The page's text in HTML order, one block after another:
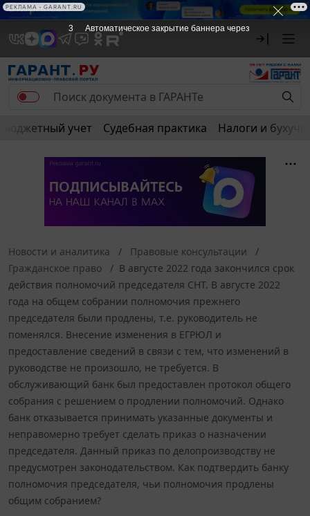
Бюджетный учет Судебная практика Налоги и
Новости и аналитика
Правовые консультации
Гражданское право
В августе 2022 года закончился срок
действия полномочий председателя СНТ. В августе 2022
года на общем собрании полномочия прежнего
председателя были продлены, т.е. руководитель не
поменялся. Внесение изменения в ЕГРЮЛ и
предоставление сведений в связи с тем, что изменений в
руководстве не произошло, не требуется. В
обслуживающий банк был предоставлен протокол общего
собрания с решением о продлении полномочий. Однако
банк отказывается принимать указанные документы и
неправомерно требует сделать приказ о назначении
председателя. Данный приказ по делопроизводству не
предусмотрен законодательством. Как подтвердить банку
полномочия председателя, чьи полномочия продлены
общим собранием?
3 Автоматическое закрытие баннера через
РЕКЛАМА • GARANT.RU